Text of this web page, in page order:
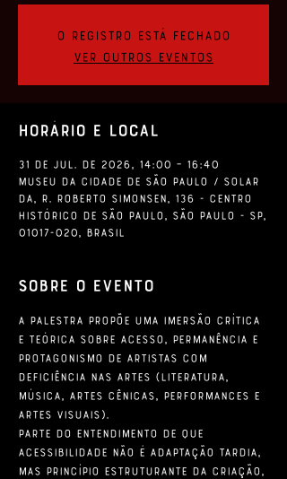
O registro está fechado
Ver outros eventos
Horário e local
31 de jul. de 2026, 14:00 – 16:40
Museu da Cidade de São Paulo / Solar
da, R. Roberto Simonsen, 136 - Centro
Histórico de São Paulo, São Paulo - SP,
01017-020, Brasil
Sobre o evento
A Palestra propõe uma imersão crítica
e teórica sobre acesso, permanência e
protagonismo de artistas com
deficiência nas artes (literatura,
música, artes cênicas, performances e
artes visuais).
Parte do entendimento de que
acessibilidade não é adaptação tardia,
mas princípio estruturante da criação,